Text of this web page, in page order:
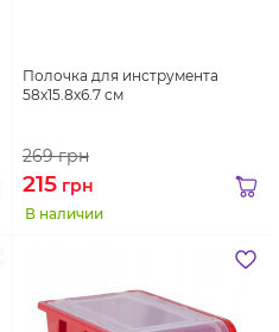
Полочка для инструмента
58x15.8x6.7 см
269грн
215 грн
В наличии